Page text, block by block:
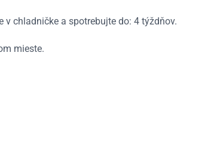
v chladničke a spotrebujte do: 4 týždňov.
mieste.